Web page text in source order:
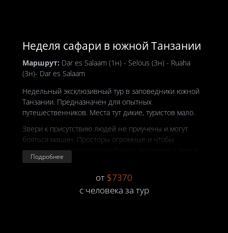
Неделя сафари в южной Танзании
Маршрут: Dar es Salaam (1н) - Selous (3н) - Ruaha
(3н)- Dar es Salaam
Недельный эксклюзивный тур в заповедники южной
Танзании. Предназначен для опытных
путешественников. Места тут дикие, туристов мало.
Звери к присутствию людей не приучены и могут
бояться машин. Просторы огромные и чтобы
выследить животное потребуется терпение и время,
это не просторы Серенгети, где в саванне все видно
реагируют. С другой стороны, именно здесь можно
себя почувствовать настоящим первооткрывателем и
Подробнее
от $7370
c человека за тур